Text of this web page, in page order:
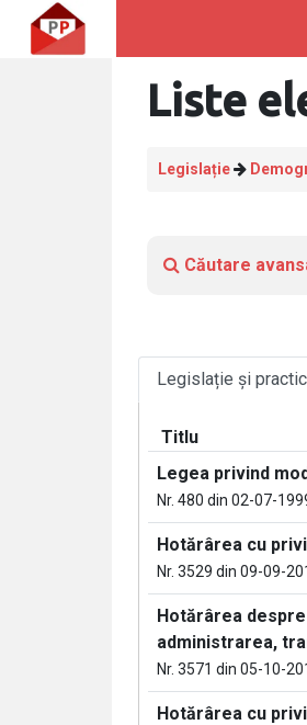
Liste
Legislație
Căutare
Legislație și
Titlu
Legea privind
Nr. 480 din 02-07-
Hotărârea cu
Nr. 3529 din 09-09-
Hotărârea
administrarea,
Nr. 3571 din 05-10-
Hotărârea cu